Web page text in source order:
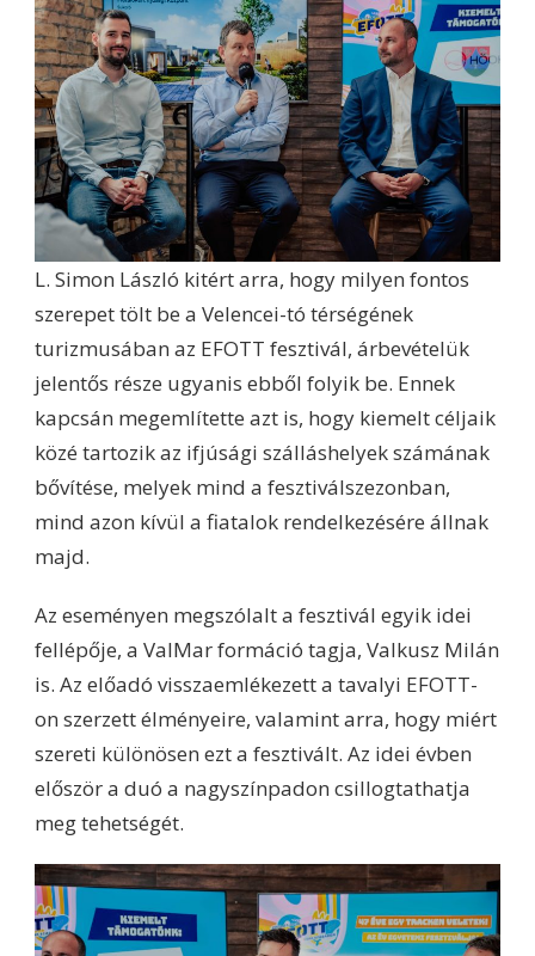
L. Simon László kitért arra, hogy milyen fontos
szerepet tölt be a Velencei-tó térségének
turizmusában az EFOTT fesztivál, árbevételük
jelentős része ugyanis ebből folyik be. Ennek
kapcsán megemlítette azt is, hogy kiemelt céljaik
közé tartozik az ifjúsági szálláshelyek számának
bővítése, melyek mind a fesztiválszezonban,
mind azon kívül a fiatalok rendelkezésére állnak
majd.
Az eseményen megszólalt a fesztivál egyik idei
fellépője, a ValMar formáció tagja, Valkusz Milán
is. Az előadó visszaemlékezett a tavalyi EFOTT-
on szerzett élményeire, valamint arra, hogy miért
szereti különösen ezt a fesztivált. Az idei évben
először a duó a nagyszínpadon csillogtathatja
meg tehetségét.